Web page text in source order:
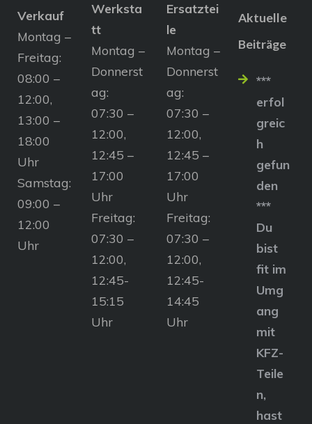
Verkauf
Montag –
Freitag:
08:00 –
12:00,
13:00 –
18:00
Uhr
Samstag:
09:00 –
12:00
Uhr
Werksta
tt
Montag –
Donnerst
ag:
07:30 –
12:00,
12:45 –
17:00
Uhr
Freitag:
07:30 –
12:00,
12:45-
15:15
Uhr
Ersatztei
le
Montag –
Donnerst
ag:
07:30 –
12:00,
12:45 –
17:00
Uhr
Freitag:
07:30 –
12:00,
12:45-
14:45
Uhr
Aktuelle
Beiträge
***
erfol
greic
h
gefun
den
***
Du
bist
fit im
Umg
ang
mit
KFZ-
Teile
n,
hast